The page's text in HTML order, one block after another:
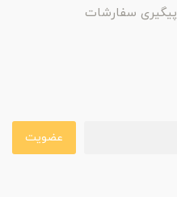
پیگیری سفارشات
عضویت